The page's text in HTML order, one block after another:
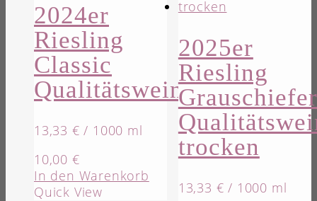
2024er
Riesling
Classic
Qualitätswein
13,33 € / 1000 ml
10,00 €
In den Warenkorb
Quick View
2025er
Riesling
Grauschiefer
trocken
13,33 € / 1000 ml